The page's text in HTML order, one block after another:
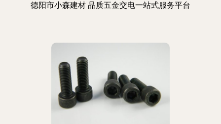
德阳市小森建材 品质五金交电一站式服务平台